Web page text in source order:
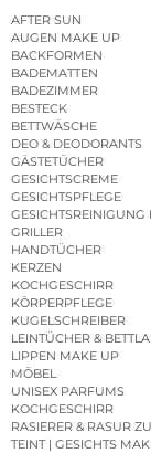
AFTER SUN
AUGEN MAKE UP
BACKFORMEN
BADEMATTEN
BADEZIMMER
BESTECK
BETTWÄSCHE
DEO & DEODORANTS
GÄSTETÜCHER
GESICHTSCREME
GESICHTSPFLEGE
GESICHTSREINIGUNG
GRILLER
HANDTÜCHER
KERZEN
KOCHGESCHIRR
KÖRPERPFLEGE
KUGELSCHREIBER
LEINTÜCHER &
LIPPEN MAKE UP
MÖBEL
UNISEX PARFUMS
KOCHGESCHIRR
RASIERER & RASUR
TEINT | GESICHTS